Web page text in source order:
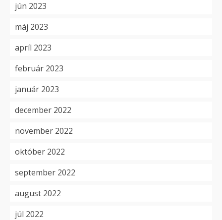
jún 2023
máj 2023
apríl 2023
február 2023
január 2023
december 2022
november 2022
október 2022
september 2022
august 2022
júl 2022